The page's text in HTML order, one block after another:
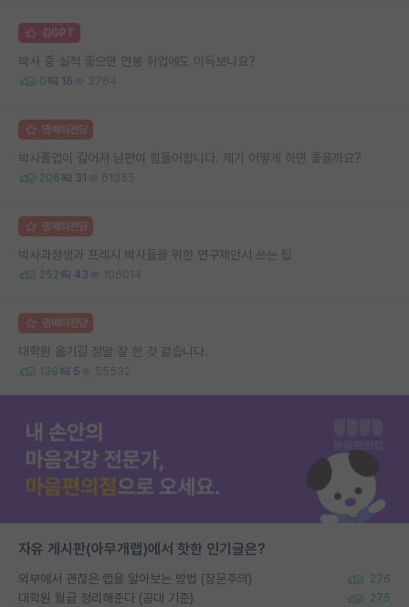
김GPT
박사 중 실적 좋으면 연봉 취업에도 이득보나요?
0 16 3764
명예의전당
박사졸업이 길어져 남편이 힘들어합니다. 제가 어떻게 하면 좋을까요?
206 31 61355
명예의전당
박사과정생과 프레시 박사들을 위한 연구제안서 쓰는 팁
252 43 106014
명예의전당
대학원 옮기길 정말 잘 한 것 같습니다.
139 5 55532
자유 게시판(아무개랩)에서 핫한 인기글은?
외부에서 괜찮은 랩을 알아보는 방법 (장문주의) 276
대학원 월급 정리해준다 (공대 기준) 275